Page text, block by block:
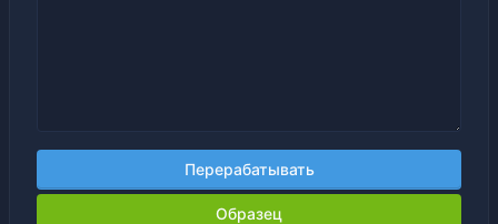
Перерабатывать
Образец